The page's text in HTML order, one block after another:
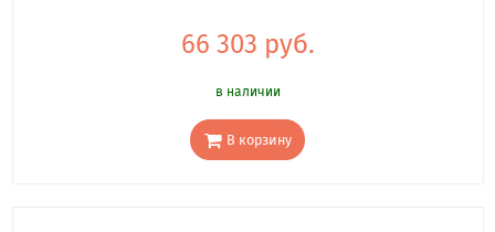
66 303 руб.
в наличии
В корзину